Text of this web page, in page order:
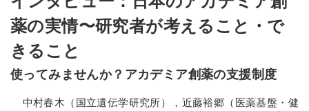
薬の実情〜研究者が考えること・で
きること
使ってみませんか？アカデミア創薬の支援制度
中村春木（国立遺伝学研究所），近藤裕郷（医薬基盤・健